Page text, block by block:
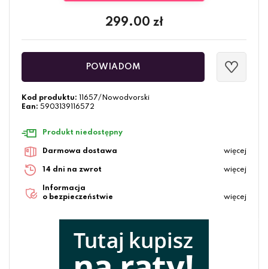
299.00 zł
POWIADOM
Kod produktu:
11657/Nowodvorski
Ean: 5903139116572
Produkt niedostępny
Darmowa dostawa więcej
14 dni na zwrot więcej
Informacja
o bezpieczeństwie
więcej